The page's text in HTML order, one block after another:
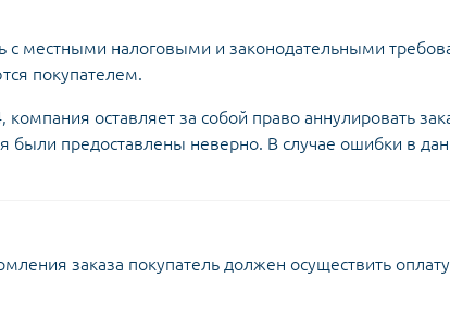
с местными налоговыми и законодательными
покупателем.
, компания оставляет за собой право аннулировать
были предоставлены неверно. В случае ошибки в
заказа покупатель должен осуществить